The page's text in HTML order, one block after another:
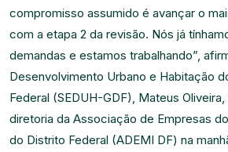
compromisso assumido é avançar o
com a etapa 2 da revisão. Nós já
demandas e estamos trabalhando”,
Desenvolvimento Urbano e Habitação
Federal (SEDUH-GDF), Mateus
diretoria da Associação de Empresas
do Distrito Federal (ADEMI DF) na